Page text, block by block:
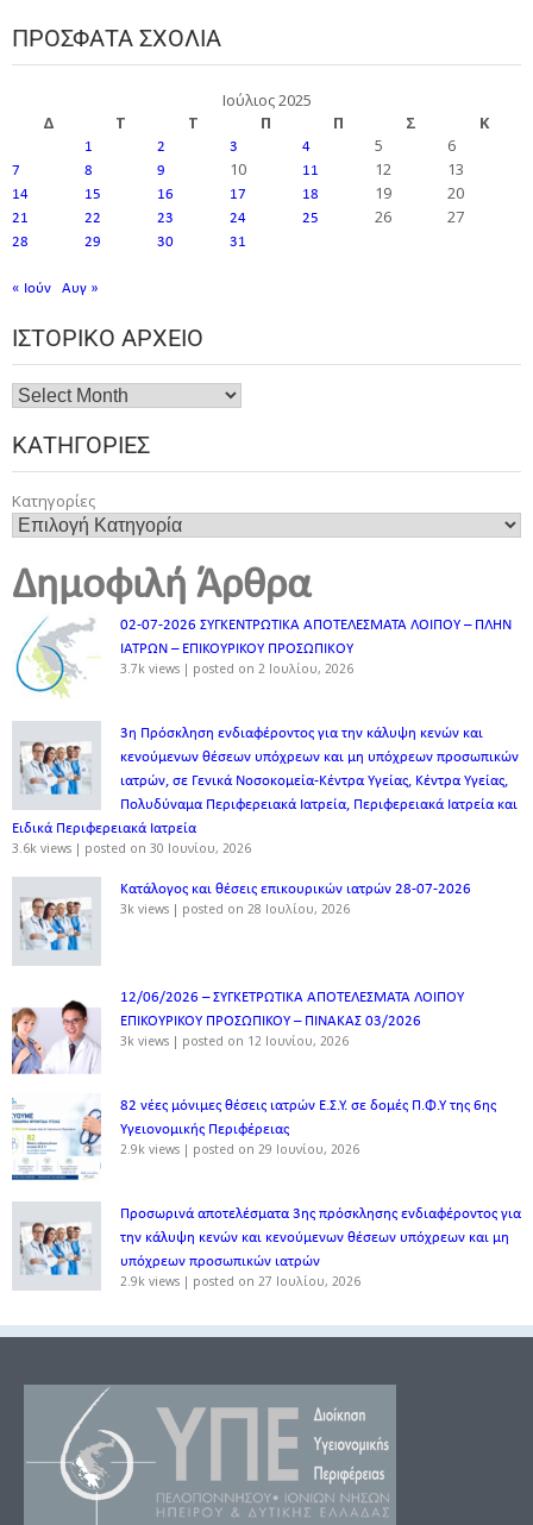
ΠΡΌΣΦΑΤΑ ΣΧΌΛΙΑ
Ιούλιος 2025
Δ
Τ Τ Π Π Σ Κ
1 2 3 4 5 6
7 8 9 10 11 12 13
14 15 16 17 18 19 20
21 22 23 24 25 26 27
28 29 30 31
« Ιούν Αυγ »
ΙΣΤΟΡΙΚΌ ΑΡΧΕΊΟ
ΚΑΤΗΓΟΡΊΕΣ
Κατηγορίες
Δημοφιλή Άρθρα
02-07-2026 ΣΥΓΚΕΝΤΡΩΤΙΚΑ ΑΠΟΤΕΛΕΣΜΑΤΑ ΛΟΙΠΟΥ – ΠΛΗΝ
ΙΑΤΡΩΝ – ΕΠΙΚΟΥΡΙΚΟΥ ΠΡΟΣΩΠΙΚOY
3.7k views | posted on 2 Ιουλίου, 2026
3η Πρόσκληση ενδιαφέροντος για την κάλυψη κενών και
κενούμενων θέσεων υπόχρεων και μη υπόχρεων προσωπικών
ιατρών, σε Γενικά Νοσοκομεία-Κέντρα Υγείας, Κέντρα Υγείας,
Πολυδύναμα Περιφερειακά Ιατρεία, Περιφερειακά Ιατρεία και
Ειδικά Περιφερειακά Ιατρεία
3.6k views | posted on 30 Ιουνίου, 2026
Κατάλογος και θέσεις επικουρικών ιατρών 28-07-2026
3k views | posted on 28 Ιουλίου, 2026
12/06/2026 – ΣΥΓΚΕΤΡΩΤΙΚΑ ΑΠΟΤΕΛΕΣΜΑΤΑ ΛΟΙΠΟΥ
ΕΠΙΚΟΥΡΙΚΟΥ ΠΡΟΣΩΠΙΚΟΥ – ΠΙΝΑΚΑΣ 03/2026
3k views | posted on 12 Ιουνίου, 2026
82 νέες μόνιμες θέσεις ιατρών Ε.Σ.Υ. σε δομές Π.Φ.Υ της 6ης
Υγειονομικής Περιφέρειας
2.9k views | posted on 29 Ιουνίου, 2026
Προσωρινά αποτελέσματα 3ης πρόσκλησης ενδιαφέροντος για
την κάλυψη κενών και κενούμενων θέσεων υπόχρεων και μη
υπόχρεων προσωπικών ιατρών
2.9k views | posted on 27 Ιουλίου, 2026